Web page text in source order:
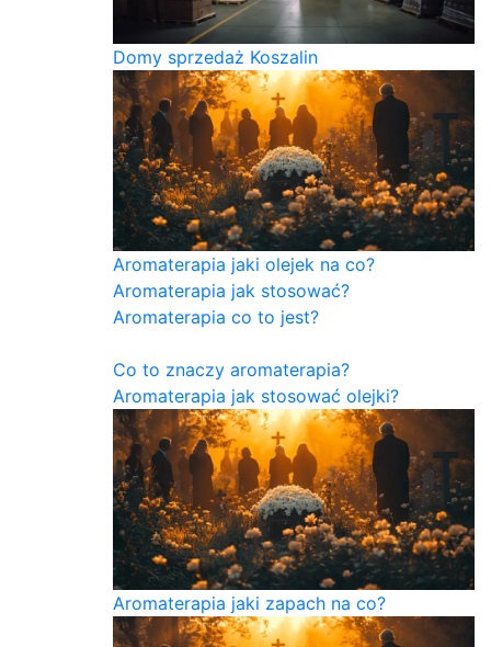
Domy sprzedaż Koszalin
Aromaterapia jaki olejek na co?
Aromaterapia jak stosować?
Aromaterapia co to jest?
Co to znaczy aromaterapia?
Aromaterapia jak stosować olejki?
Aromaterapia jaki zapach na co?